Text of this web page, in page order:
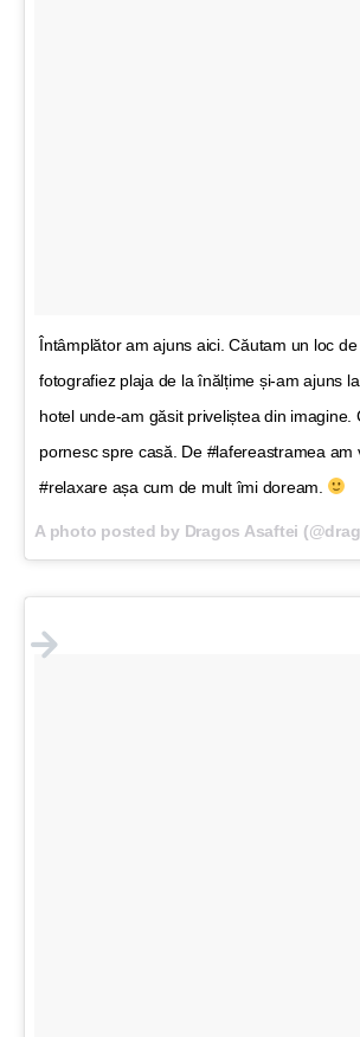
Întâmplător am ajuns aici. Căutam un loc
fotografiez plaja de la înălțime și-am ajuns
hotel unde-am găsit priveliștea din imagine.
pornesc spre casă. De #lafereastramea am
#relaxare așa cum de mult îmi doream.
A photo posted by Dragos Asaftei